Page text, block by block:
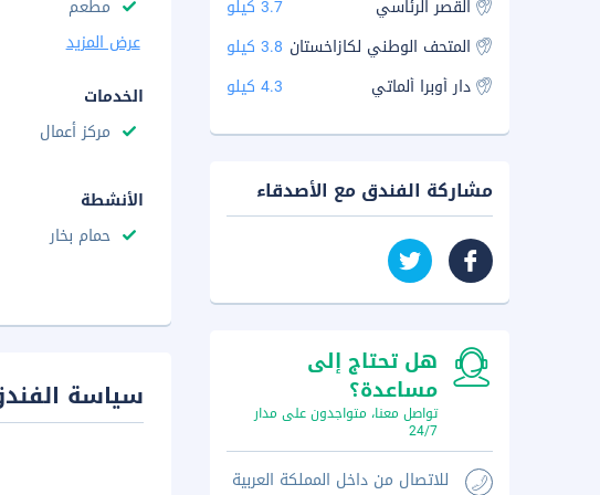
مطعم
عرض المزيد
الخدمات
مركز أعمال
الأنشطة
حمام بخار
سياسة
القصر الرئاسي
3.7 كيلو
المتحف الوطني لكازاخستان 3.8 كيلو
دار أوبرا ألماتي
4.3 كيلو
مشاركة الفندق مع الأصدقاء
هل تحتاج إلى
مساعدة؟
تواصل معنا، متواجدون على مدار
24/7
للاتصال من داخل المملكة العربية